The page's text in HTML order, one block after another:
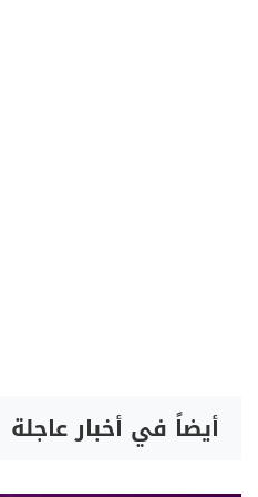
أيضاً في أخبار عاجلة